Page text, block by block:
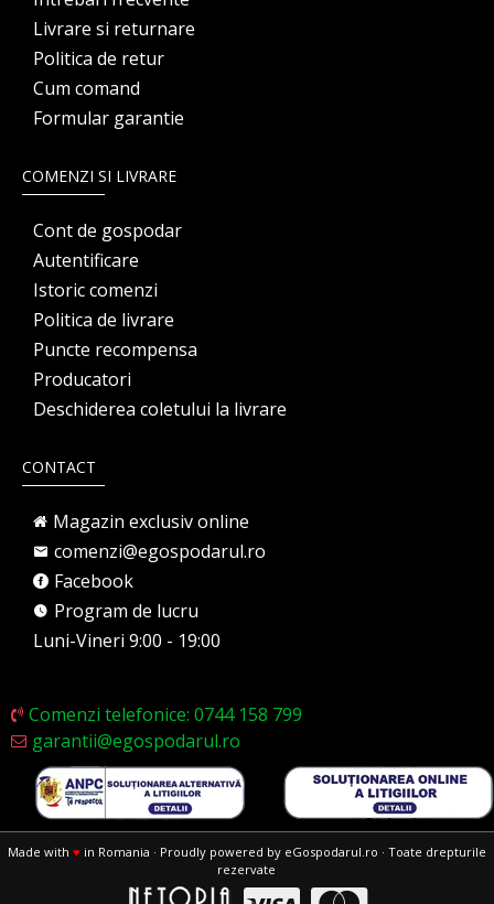
Livrare si returnare
Politica de retur
Cum comand
Formular garantie
COMENZI SI LIVRARE
Cont de gospodar
Autentificare
Istoric comenzi
Politica de livrare
Puncte recompensa
Producatori
Deschiderea coletului la livrare
CONTACT
Magazin exclusiv online
comenzi@egospodarul.ro
Facebook
Program de lucru
Luni-Vineri 9:00 - 19:00
Comenzi telefonice: 0744 158 799
garantii@egospodarul.ro
Made with ♥ in Romania · Proudly powered by eGospodarul.ro · Toate drepturile
rezervate